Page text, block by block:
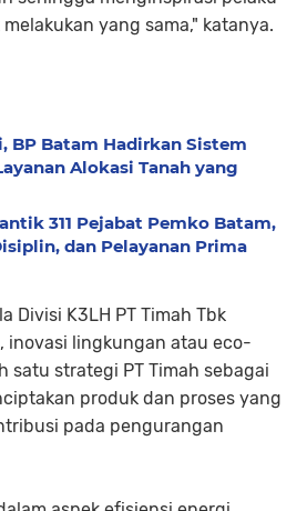
yang sama," katanya.
BP Batam Hadirkan Sistem
Alokasi Tanah yang
311 Pejabat Pemko Batam,
dan Pelayanan Prima
Divisi K3LH PT Timah Tbk
inovasi lingkungan atau eco-
satu strategi PT Timah sebagai
produk dan proses yang
pada pengurangan